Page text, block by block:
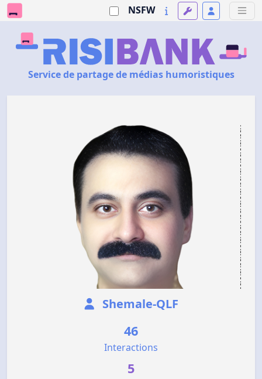
NSFW
Service de partage de médias humoristiques
Shemale-QLF
46
Interactions
5